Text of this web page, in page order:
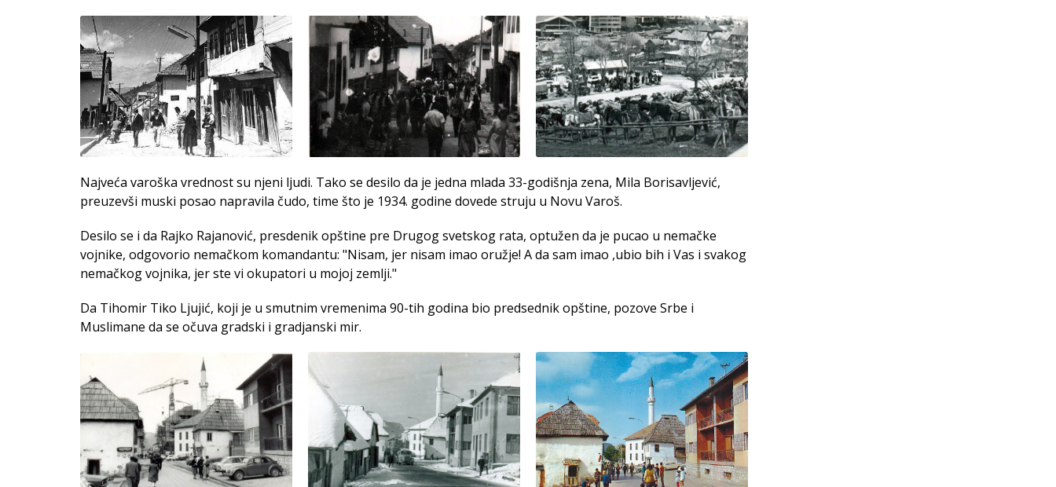
Najveća varoška vrednost su njeni ljudi. Tako se desilo da je jedna mlada 33-godišnja zena, Mila Borisavljević,
preuzevši muski posao napravila čudo, time što je 1934. godine dovede struju u Novu Varoš.
Desilo se i da Rajko Rajanović, presdenik opštine pre Drugog svetskog rata, optužen da je pucao u nemačke
vojnike, odgovorio nemačkom komandantu: "Nisam, jer nisam imao oružje! A da sam imao ,ubio bih i Vas i svakog
nemačkog vojnika, jer ste vi okupatori u mojoj zemlji."
Da Tihomir Tiko Ljujić, koji je u smutnim vremenima 90-tih godina bio predsednik opštine, pozove Srbe i
Muslimane da se očuva gradski i gradjanski mir.